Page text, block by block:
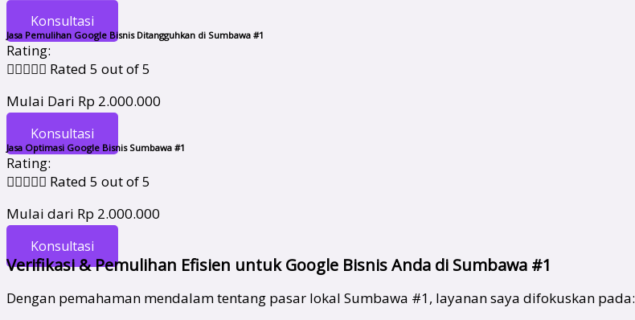
Konsultasi
Jasa Pemulihan Google Bisnis Ditangguhkan di Sumbawa #1
Rating:
 Rated 5 out of 5
Mulai Dari Rp 2.000.000
Konsultasi
Jasa Optimasi Google Bisnis Sumbawa #1
Rating:
 Rated 5 out of 5
Mulai dari Rp 2.000.000
Konsultasi
Verifikasi & Pemulihan Efisien untuk Google Bisnis Anda di Sumbawa #1
Dengan pemahaman mendalam tentang pasar lokal Sumbawa #1, layanan saya difokuskan pada: